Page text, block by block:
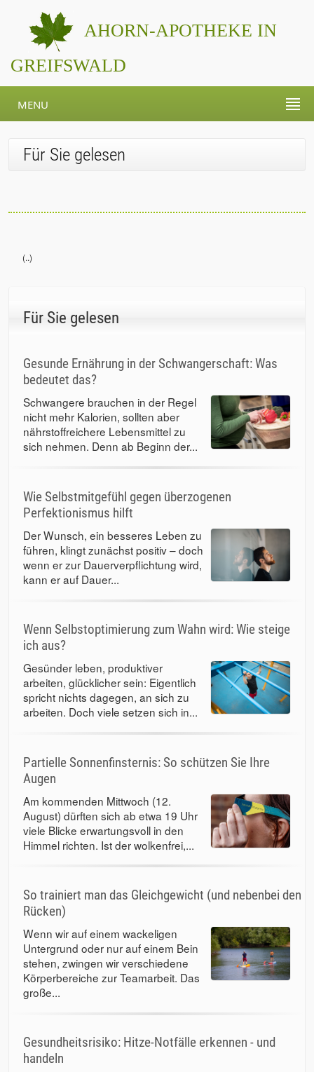
AHORN-APOTHEKE IN
GREIFSWALD
MENU
Für Sie gelesen
(..)
Für Sie gelesen
Gesunde Ernährung in der Schwangerschaft: Was
bedeutet das?
Schwangere brauchen in der Regel
nicht mehr Kalorien, sollten aber
nährstoffreichere Lebensmittel zu
sich nehmen. Denn ab Beginn der...
Wie Selbstmitgefühl gegen überzogenen
Perfektionismus hilft
Der Wunsch, ein besseres Leben zu
führen, klingt zunächst positiv – doch
wenn er zur Dauerverpflichtung wird,
kann er auf Dauer...
Wenn Selbstoptimierung zum Wahn wird: Wie steige
ich aus?
Gesünder leben, produktiver
arbeiten, glücklicher sein: Eigentlich
spricht nichts dagegen, an sich zu
arbeiten. Doch viele setzen sich in...
Partielle Sonnenfinsternis: So schützen Sie Ihre
Augen
Am kommenden Mittwoch (12.
August) dürften sich ab etwa 19 Uhr
viele Blicke erwartungsvoll in den
Himmel richten. Ist der wolkenfrei,...
So trainiert man das Gleichgewicht (und nebenbei den
Rücken)
Wenn wir auf einem wackeligen
Untergrund oder nur auf einem Bein
stehen, zwingen wir verschiedene
Körperbereiche zur Teamarbeit. Das
große...
Gesundheitsrisiko: Hitze-Notfälle erkennen - und
handeln